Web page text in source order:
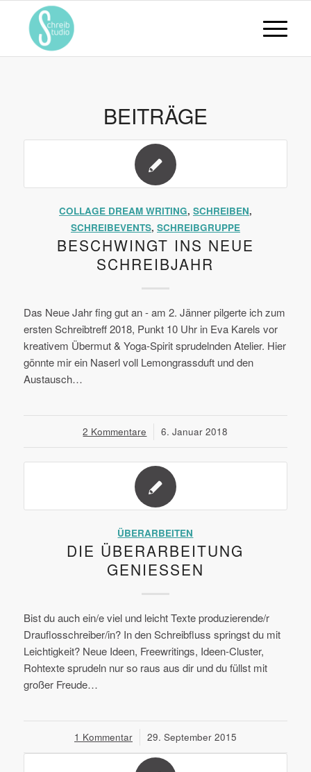
BEITRÄGE
COLLAGE DREAM WRITING, SCHREIBEN,
SCHREIBEVENTS, SCHREIBGRUPPE
BESCHWINGT INS NEUE
SCHREIBJAHR
Das Neue Jahr fing gut an - am 2. Jänner pilgerte ich zum
ersten Schreibtreff 2018, Punkt 10 Uhr in Eva Karels vor
kreativem Übermut & Yoga-Spirit sprudelnden Atelier. Hier
gönnte mir ein Naserl voll Lemongrassduft und den
Austausch…
2 Kommentare
/ 6. Januar 2018
ÜBERARBEITEN
DIE ÜBERARBEITUNG
GENIESSEN
Bist du auch ein/e viel und leicht Texte produzierende/r
Drauflosschreiber/in? In den Schreibfluss springst du mit
Leichtigkeit? Neue Ideen, Freewritings, Ideen-Cluster,
Rohtexte sprudeln nur so raus aus dir und du füllst mit
großer Freude…
1 Kommentar
/ 29. September 2015